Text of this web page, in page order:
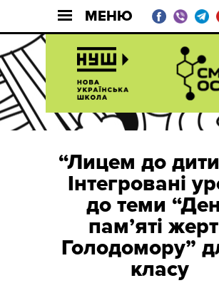
МЕНЮ
“Лицем до
Інтегровані
до теми
пам’яті
Голодомору”
класу